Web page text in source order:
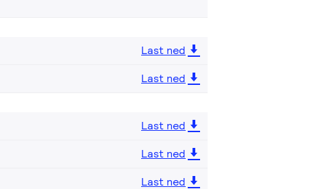
Last ned
Last ned
Last ned
Last ned
Last ned